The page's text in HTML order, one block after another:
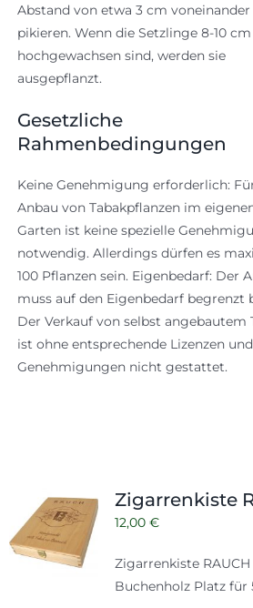
Abstand von etwa 3 cm voneinander
pikieren. Wenn die Setzlinge 8-10 cm
hochgewachsen sind, werden sie
ausgepflanzt.
Gesetzliche
Rahmenbedingungen
Keine Genehmigung erforderlich:
Anbau von Tabakpflanzen im
Garten ist keine spezielle
notwendig. Allerdings dürfen es
100 Pflanzen sein. Eigenbedarf: Der
muss auf den Eigenbedarf begrenzt
Der Verkauf von selbst angebautem
ist ohne entsprechende Lizenzen und
Genehmigungen nicht gestattet.
Zigarrenkiste
12,00 €
Zigarrenkiste
Buchenholz Platz für